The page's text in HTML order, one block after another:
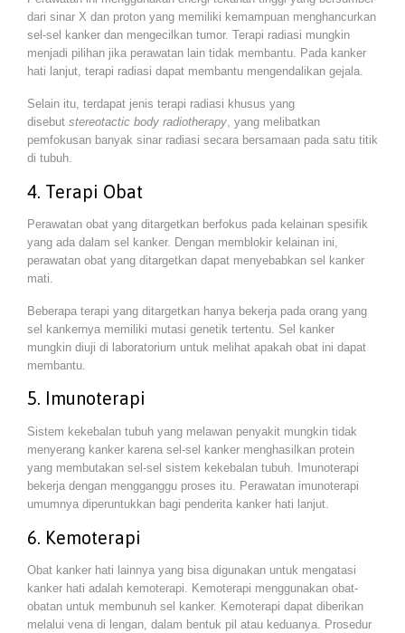
dari sinar X dan proton yang memiliki kemampuan menghancurkan
sel-sel kanker dan mengecilkan tumor. Terapi radiasi mungkin
menjadi pilihan jika perawatan lain tidak membantu. Pada kanker
hati lanjut, terapi radiasi dapat membantu mengendalikan gejala.
Selain itu, terdapat jenis terapi radiasi khusus yang
disebut stereotactic body radiotherapy, yang melibatkan
pemfokusan banyak sinar radiasi secara bersamaan pada satu titik
di tubuh.
4. Terapi Obat
Perawatan obat yang ditargetkan berfokus pada kelainan spesifik
yang ada dalam sel kanker. Dengan memblokir kelainan ini,
perawatan obat yang ditargetkan dapat menyebabkan sel kanker
mati.
Beberapa terapi yang ditargetkan hanya bekerja pada orang yang
sel kankernya memiliki mutasi genetik tertentu. Sel kanker
mungkin diuji di laboratorium untuk melihat apakah obat ini dapat
membantu.
5. Imunoterapi
Sistem kekebalan tubuh yang melawan penyakit mungkin tidak
menyerang kanker karena sel-sel kanker menghasilkan protein
yang membutakan sel-sel sistem kekebalan tubuh. Imunoterapi
bekerja dengan mengganggu proses itu. Perawatan imunoterapi
umumnya diperuntukkan bagi penderita kanker hati lanjut.
6. Kemoterapi
Obat kanker hati lainnya yang bisa digunakan untuk mengatasi
kanker hati adalah kemoterapi. Kemoterapi menggunakan obat-
obatan untuk membunuh sel kanker. Kemoterapi dapat diberikan
melalui vena di lengan, dalam bentuk pil atau keduanya. Prosedur